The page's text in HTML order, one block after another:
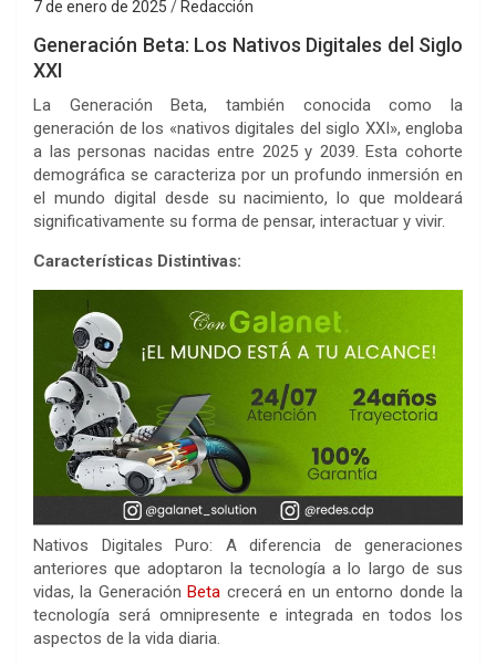
7 de enero de 2025 Redacción
Generación Beta: Los Nativos Digitales del Siglo
XXI
La Generación Beta, también conocida como la
generación de los «nativos digitales del siglo XXI», engloba
a las personas nacidas entre 2025 y 2039. Esta cohorte
demográfica se caracteriza por un profundo inmersión en
el mundo digital desde su nacimiento, lo que moldeará
significativamente su forma de pensar, interactuar y vivir.
Características Distintivas:
Nativos Digitales Puro: A diferencia de generaciones
anteriores que adoptaron la tecnología a lo largo de sus
vidas, la Generación Beta crecerá en un entorno donde la
tecnología será omnipresente e integrada en todos los
aspectos de la vida diaria.